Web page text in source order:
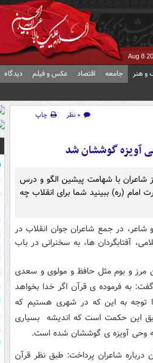
Aug 8
و هنر جامعه اقتصاد عکس و فیلم دیدگاه
۰ نظر
چاپ
آویزه گوششان شد
شاعران با شهامت پیشین الگو و درس
امام (ره) ببینید شما برای انقلاب چه
در جمع شاعران جوان انقلاب در
آفتابگردان ها، به سخنرانی در باب
مرز و بوم مثل حافظ و مولوی و سعدی
به فرموده ی قرآن اگر خدا بخواهد
توجه به این که در شهری هستیم که
این حکمت است که اندیشه بسیاری
وحی آویزه ی گوششان شده است.
شاعران پرداخت: طبق نظر قرآن